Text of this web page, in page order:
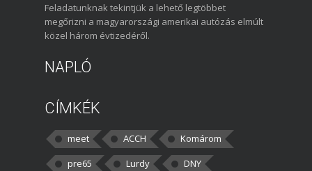
Feladatunknak tekintjük a lehető legtöbbet
megőrizni a magyarországi amerikai autózás elmúlt
közel három évtizedéről.
NAPLÓ
CÍMKÉK
meet ACCH
Komárom
pre65
Lurdy DNY